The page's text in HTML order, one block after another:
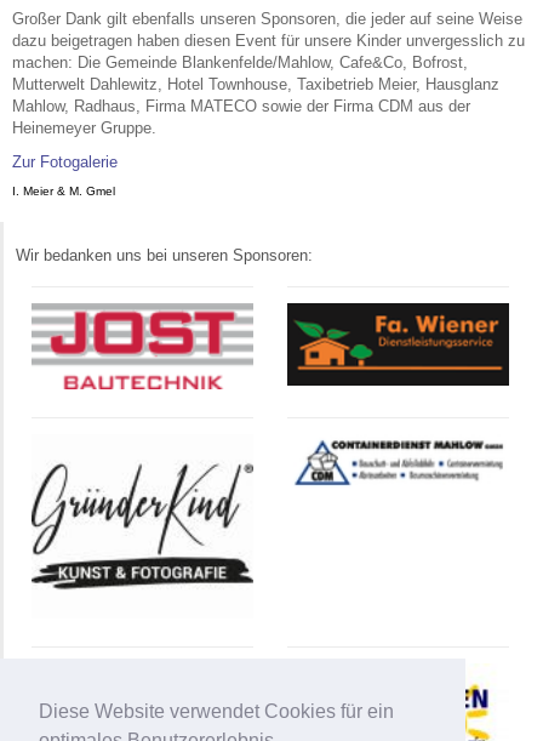
Diese Website verwendet Cookies für ein
Großer Dank gilt ebenfalls unseren Sponsoren, die jeder auf seine Weise
dazu beigetragen haben diesen Event für unsere Kinder unvergesslich zu
machen: Die Gemeinde Blankenfelde/Mahlow, Cafe&Co, Bofrost,
Mutterwelt Dahlewitz, Hotel Townhouse, Taxibetrieb Meier, Hausglanz
Mahlow, Radhaus, Firma MATECO sowie der Firma CDM aus der
Heinemeyer Gruppe.
Zur Fotogalerie
I. Meier & M. Gmel
Wir bedanken uns bei unseren Sponsoren: